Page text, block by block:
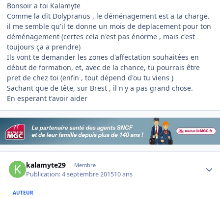
Bonsoir a toi Kalamyte
Comme la dit Dolypranus , le déménagement est a ta charge.
il me semble qu'il te donne un mois de deplacement pour ton
déménagement (certes cela n'est pas énorme , mais c'est
toujours ça a prendre)
Ils vont te demander les zones d'affectation souhaitées en
début de formation, et, avec de la chance, tu pourrais être
pret de chez toi (enfin , tout dépend d'ou tu viens )
Sachant que de tête, sur Brest , il n'y a pas grand chose.
En esperant t'avoir aider
kalamyte29 Membre
Publication:4 septembre 201510 ans
AUTEUR